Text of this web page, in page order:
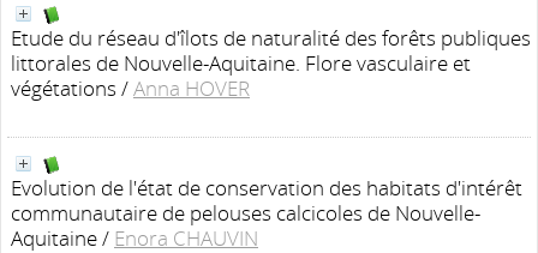
Etude du réseau d'îlots de naturalité des forêts publiques
littorales de Nouvelle-Aquitaine. Flore vasculaire et
végétations /Anna HOVER
Evolution de l'état de conservation des habitats d'intérêt
communautaire de pelouses calcicoles de Nouvelle-
Aquitaine/ Enora CHAUVIN